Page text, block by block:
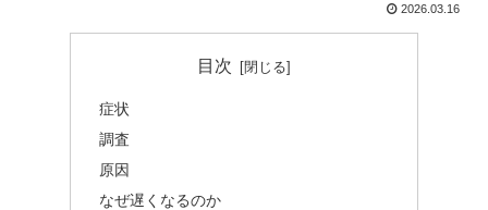
2026.03.16
目次
症状
調査
原因
なぜ遅くなるのか